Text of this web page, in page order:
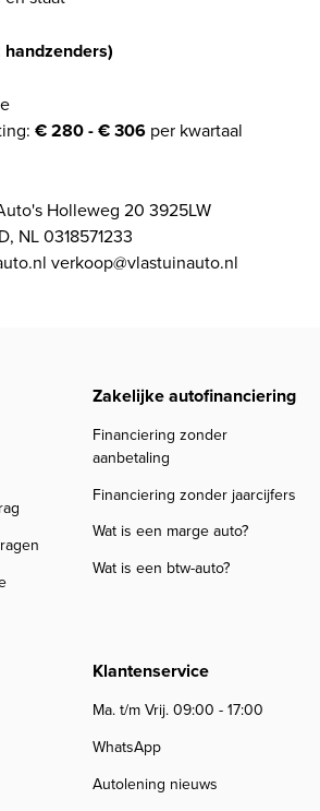
€ 280 - € 306 per kwartaal
Holleweg 20 3925LW
NL 0318571233
verkoop@vlastuinauto.nl
Zakelijke autofinanciering
Financiering zonder
aanbetaling
Financiering zonder jaarcijfers
Wat is een marge auto?
Wat is een btw-auto?
Klantenservice
Ma. t/m Vrij. 09:00 - 17:00
WhatsApp
Autolening nieuws